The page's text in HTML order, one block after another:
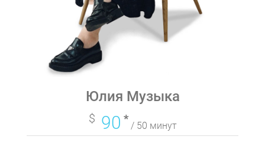
Юлия Музыка
$ 90*
/ 50 минут